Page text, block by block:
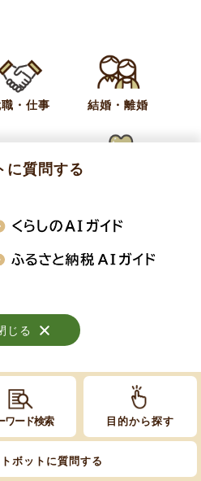
ワード検索 目的から探す
ボットに質問する
検索
じる
・仕事 結婚・離婚
じる
に質問する
じる